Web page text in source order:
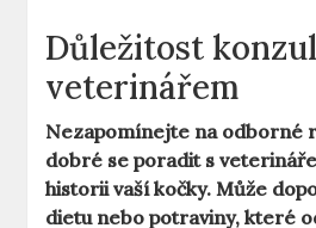
Důležitost
veterinářem
Nezapomínejte na odborné
dobré se poradit s
historii vaší kočky. Může
dietu nebo potraviny, které